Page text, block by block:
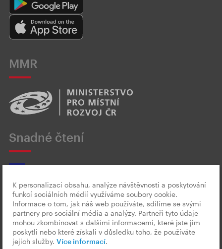
MMR
Snadné čtení
Český znakový jazyk
K personalizaci obsahu, analýze návštěvnosti a poskytování
funkcí sociálních médií využíváme soubory cookie.
Informace o tom, jak náš web používáte, sdílíme se svými
partnery pro sociální média a analýzy. Partneři tyto údaje
mohou zkombinovat s dalšími informacemi, které jste jim
poskytli nebo které získali v důsledku toho, že používáte
jejich služby. Více informací.